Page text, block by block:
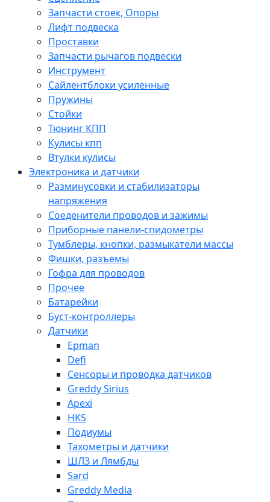
Запчасти стоек, Опоры
Лифт подвеска
Проставки
Запчасти рычагов подвески
Инструмент
Сайлентблоки усиленные
Пружины
Стойки
Тюнинг КПП
Кулисы кпп
Втулки кулисы
Электроника и датчики
Разминусовки и стабилизаторы
напряжения
Соеденители проводов и зажимы
Приборные панели-спидометры
Тумблеры, кнопки, размыкатели массы
Фишки, разъемы
Гофра для проводов
Прочее
Батарейки
Буст-контроллеры
Датчики
Epman
Defi
Сенсоры и проводка датчиков
Greddy Sirius
Apexi
HKS
Подиумы
Тахометры и датчики
ШЛЗ и Лямбды
Sard
Greddy Media